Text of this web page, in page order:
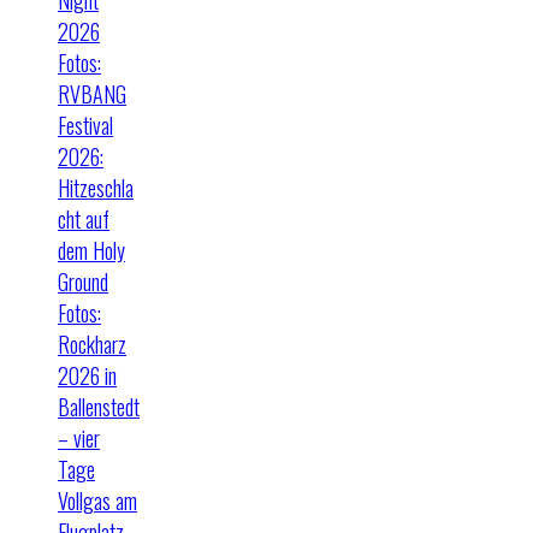
2026
Fotos:
RVBANG
Festival
2026:
Hitzeschla
cht auf
dem Holy
Ground
Fotos:
Rockharz
2026 in
Ballenstedt
– vier
Tage
Vollgas am